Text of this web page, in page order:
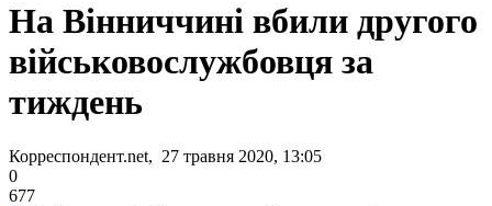
На Вінниччині вбили другого
військовослужбовця за
тиждень
Корреспондент.net, 27 травня 2020, 13:05
0
677